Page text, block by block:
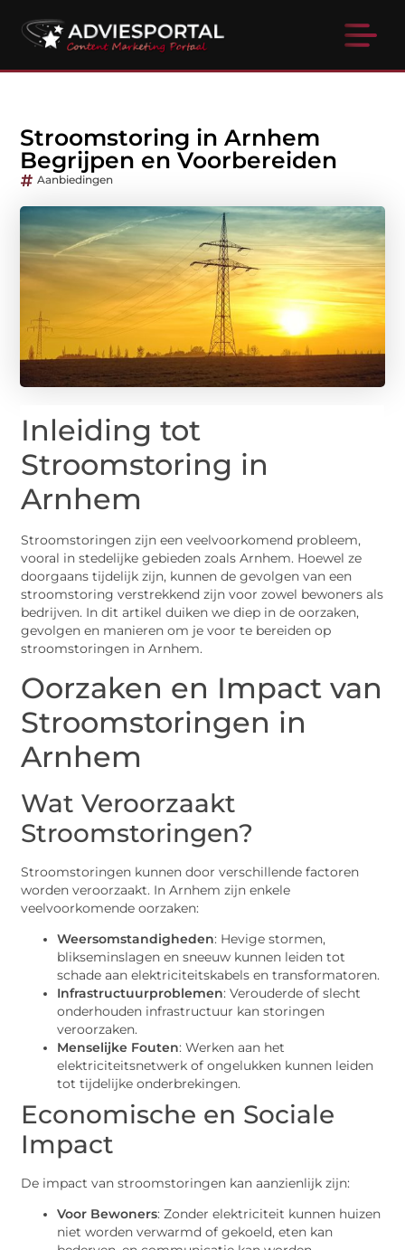
Stroomstoring in Arnhem
Begrijpen en Voorbereiden
Aanbiedingen
Inleiding tot
Stroomstoring in
Arnhem
Stroomstoringen zijn een veelvoorkomend probleem,
vooral in stedelijke gebieden zoals Arnhem. Hoewel ze
doorgaans tijdelijk zijn, kunnen de gevolgen van een
stroomstoring verstrekkend zijn voor zowel bewoners als
bedrijven. In dit artikel duiken we diep in de oorzaken,
gevolgen en manieren om je voor te bereiden op
stroomstoringen in Arnhem.
Oorzaken en Impact van
Stroomstoringen in
Arnhem
Wat Veroorzaakt
Stroomstoringen?
Stroomstoringen kunnen door verschillende factoren
worden veroorzaakt. In Arnhem zijn enkele
veelvoorkomende oorzaken:
Weersomstandigheden: Hevige stormen,
blikseminslagen en sneeuw kunnen leiden tot
schade aan elektriciteitskabels en transformatoren.
Infrastructuurproblemen: Verouderde of slecht
onderhouden infrastructuur kan storingen
veroorzaken.
Menselijke Fouten: Werken aan het
elektriciteitsnetwerk of ongelukken kunnen leiden
tot tijdelijke onderbrekingen.
Economische en Sociale
Impact
De impact van stroomstoringen kan aanzienlijk zijn:
Voor Bewoners: Zonder elektriciteit kunnen huizen
niet worden verwarmd of gekoeld, eten kan